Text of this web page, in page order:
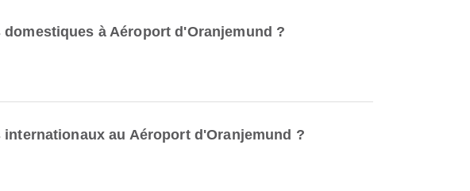
à Aéroport d'Oranjemund ?
au Aéroport d'Oranjemund ?